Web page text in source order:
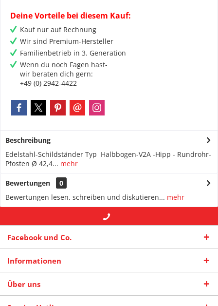
Deine Vorteile bei diesem Kauf:
Kauf nur auf Rechnung
Wir sind Premium-Hersteller
Familienbetrieb in 3. Generation
Wenn du noch Fagen hast-
wir beraten dich gern:
+49 (0) 2942-4422
Beschreibung
Edelstahl-Schildständer Typ Halbbogen-V2A -Hipp - Rundrohr-
Pfosten Ø 42,4... mehr
Bewertungen
0
Bewertungen lesen, schreiben und diskutieren... mehr
Facebook und Co.
Informationen
Über uns